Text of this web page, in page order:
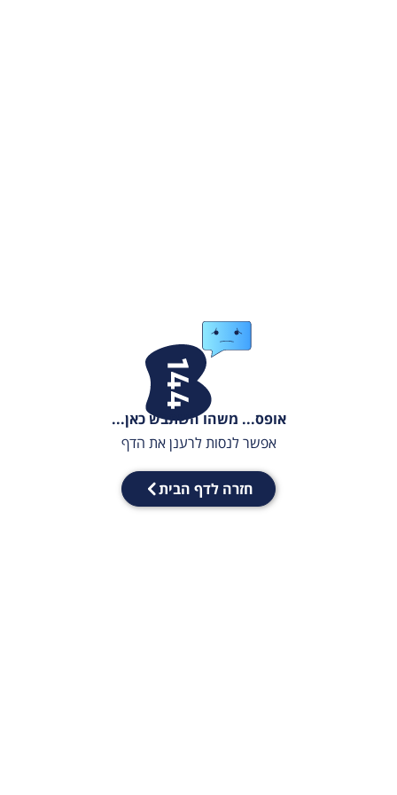
אופס... משהו השתבש כאן...
אפשר לנסות לרענן את הדף
חזרה לדף הבית